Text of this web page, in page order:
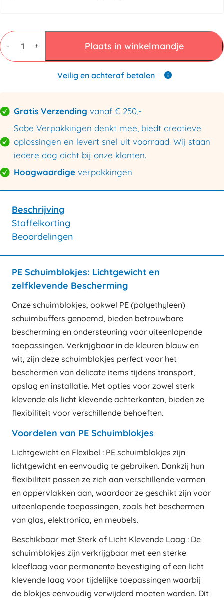
-
Schuimblokjes
50x50x25mm
Lichtklevend
aantal
+ Plaats in winkelmandje
Veilig en achteraf betalen
Gratis Verzending vanaf € 250,-
Sabe Verpakkingen denkt mee, biedt creatieve
oplossingen en levert snel uit voorraad. Wij staan
iedere dag dicht bij onze klanten.
Hoogwaardige verpakkingen
Beschrijving
Staffelkorting
Beoordelingen
PE Schuimblokjes: Lichtgewicht en
zelfklevende Bescherming
Onze schuimblokjes, ookwel PE (polyethyleen)
schuimbuffers genoemd, bieden betrouwbare
bescherming en ondersteuning voor uiteenlopende
toepassingen. Verkrijgbaar in de kleuren blauw en
wit, zijn deze schuimblokjes perfect voor het
beschermen van delicate items tijdens transport,
opslag en installatie. Met opties voor zowel sterk
klevende als licht klevende achterkanten, bieden ze
flexibiliteit voor verschillende behoeften.
Voordelen van PE Schuimblokjes
Lichtgewicht en Flexibel : PE schuimblokjes zijn
lichtgewicht en eenvoudig te gebruiken. Dankzij hun
flexibiliteit passen ze zich aan verschillende vormen
en oppervlakken aan, waardoor ze geschikt zijn voor
uiteenlopende toepassingen, zoals het beschermen
van glas, elektronica, en meubels.
Beschikbaar met Sterk of Licht Klevende Laag : De
schuimblokjes zijn verkrijgbaar met een sterke
kleeflaag voor permanente bevestiging of een licht
klevende laag voor tijdelijke toepassingen waarbij
de blokjes eenvoudig verwijderd moeten worden. Dit